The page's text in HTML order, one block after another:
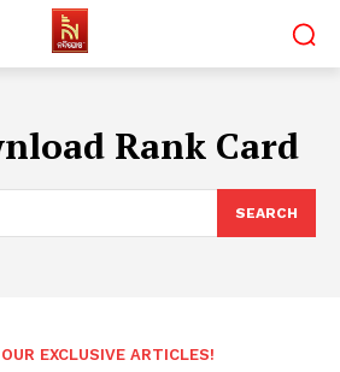
Rank Card
SEARCH
EXCLUSIVE ARTICLES!